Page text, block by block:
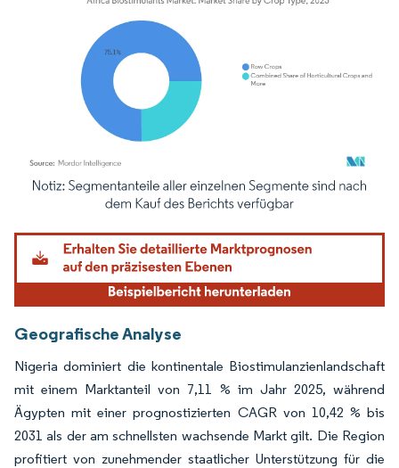
Bild © Mordor Intelligence. Wiederverwendung erfordert Namensnennung
Geografische Analyse
Nigeria dominiert die kontinentale Biostimulanzienlandschaft
mit einem Marktanteil von 7,11 % im Jahr 2025, während
Ägypten mit einer prognostizierten CAGR von 10,42 % bis
2031 als der am schnellsten wachsende Markt gilt. Die Region
profitiert von zunehmender staatlicher Unterstützung für die